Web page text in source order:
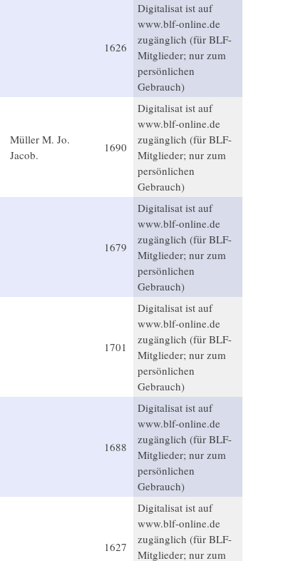
1626
Digitalisat ist auf
www.blf-online.de
zugänglich (für BLF-
Mitglieder; nur zum
persönlichen
Gebrauch)
Müller M. Jo.
Jacob.
1690
Digitalisat ist auf
www.blf-online.de
zugänglich (für BLF-
Mitglieder; nur zum
persönlichen
Gebrauch)
1679
Digitalisat ist auf
www.blf-online.de
zugänglich (für BLF-
Mitglieder; nur zum
persönlichen
Gebrauch)
1701
Digitalisat ist auf
www.blf-online.de
zugänglich (für BLF-
Mitglieder; nur zum
persönlichen
Gebrauch)
1688
Digitalisat ist auf
www.blf-online.de
zugänglich (für BLF-
Mitglieder; nur zum
persönlichen
Gebrauch)
1627
Digitalisat ist auf
www.blf-online.de
zugänglich (für BLF-
Mitglieder; nur zum